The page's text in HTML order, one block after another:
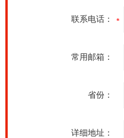
联系电话：
常用邮箱：
省份：
详细地址：